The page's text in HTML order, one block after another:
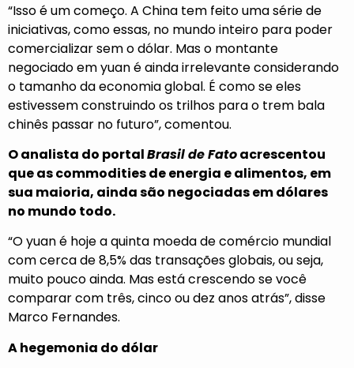
“Isso é um começo. A China tem feito uma série de
iniciativas, como essas, no mundo inteiro para poder
comercializar sem o dólar. Mas o montante
negociado em yuan é ainda irrelevante considerando
o tamanho da economia global. É como se eles
estivessem construindo os trilhos para o trem bala
chinês passar no futuro”, comentou.
O analista do portalBrasil de Fatoacrescentou
que as commodities de energia e alimentos, em
sua maioria, ainda são negociadas em dólares
no mundo todo.
“O yuan é hoje a quinta moeda de comércio mundial
com cerca de 8,5% das transações globais, ou seja,
muito pouco ainda. Mas está crescendo se você
comparar com três, cinco ou dez anos atrás”, disse
Marco Fernandes.
A hegemonia do dólar